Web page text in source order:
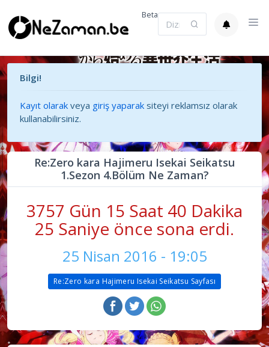
Beta
Bilgi!
Kayıt olarak veya giriş yaparak siteyi reklamsız olarak
kullanabilirsiniz.
Re:Zero kara Hajimeru Isekai Seikatsu
1.Sezon 4.Bölüm Ne Zaman?
3757 Gün 15 Saat 40 Dakika
25 Saniye önce sona erdi.
25 Nisan 2016 - 19:05
Re:Zero kara Hajimeru Isekai Seikatsu Sayfası